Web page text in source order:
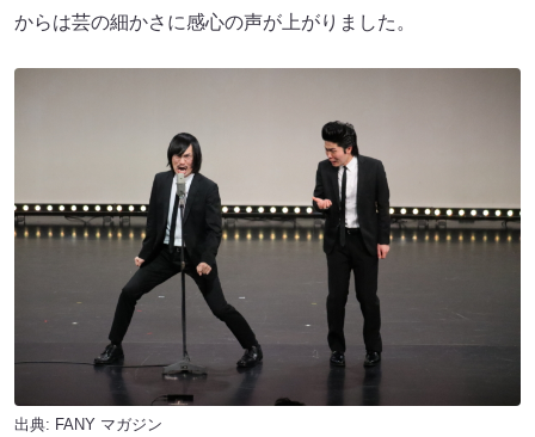
からは芸の細かさに感心の声が上がりました。
出典: FANY マガジン